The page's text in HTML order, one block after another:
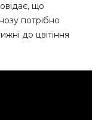
що
потрібно
до цвітіння